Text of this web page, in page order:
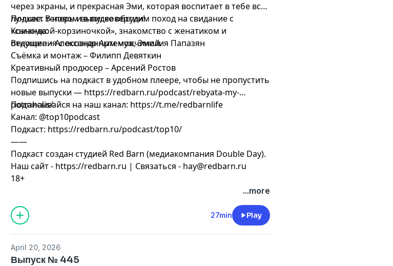
через экраны, и прекрасная Эми, которая воспитает в тебе всё
лучшее. В новом выпуске обсудим поход на свидание с
«сыночкой-корзиночкой», знакомство с женатиком и
отношения с осознанным мужчиной.
Подкаст теперь и в видеоверсии!
Команда:
Ведущие – Александр Артемов, Эмилия Папазян
Съёмка и монтаж – Филипп Девяткин
Креативный продюсер – Арсений Ростов
Подпишись на подкаст в удобном плеере, чтобы не пропустить
новые выпуски — https://redbarn.ru/podcast/rebyata-my-
potrahalis/
Подписывайся на наш канал: https://t.me/redbarnlife
Канал: @top10podcast
Подкаст: https://redbarn.ru/podcast/top10/
——
Подкаст создан студией Red Barn (медиакомпания Double Day).
Наш сайт - https://redbarn.ru | Связаться - hay@redbarn.ru
18+
...more
27min Play
April 20, 2026
Выпуск № 445